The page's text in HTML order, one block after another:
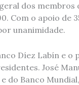
dos membros
Com o apoio de
unanimidade.
Díez Labín e
José
do Banco